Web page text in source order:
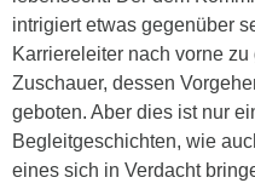
intrigiert etwas gegenüber
Karriereleiter nach vorne
Zuschauer, dessen
geboten. Aber dies ist nur
Begleitgeschichten, wie
eines sich in Verdacht